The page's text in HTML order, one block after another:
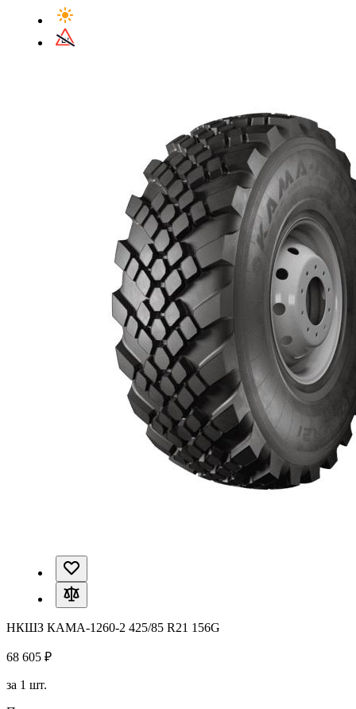
НКШЗ КАМА-1260-2 425/85 R21 156G
68 605 ₽
за 1 шт.